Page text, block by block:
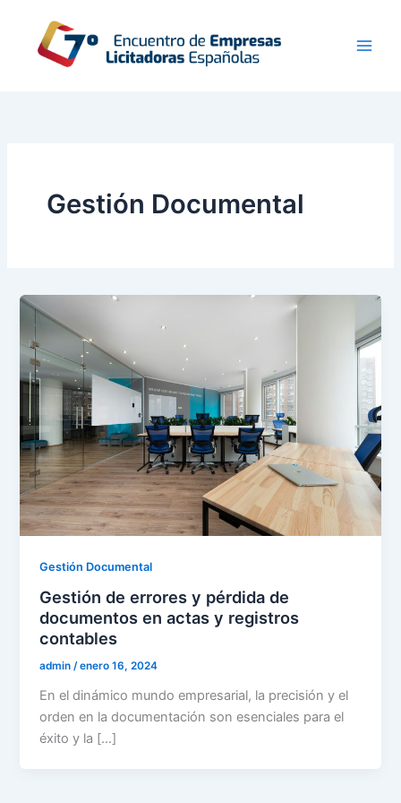
contenido
Gestión Documental
Gestión Documental
Gestión de errores y pérdida de
documentos en actas y registros
contables
admin/enero 16, 2024
En el dinámico mundo empresarial, la precisión y el
orden en la documentación son esenciales para el
éxito y la […]